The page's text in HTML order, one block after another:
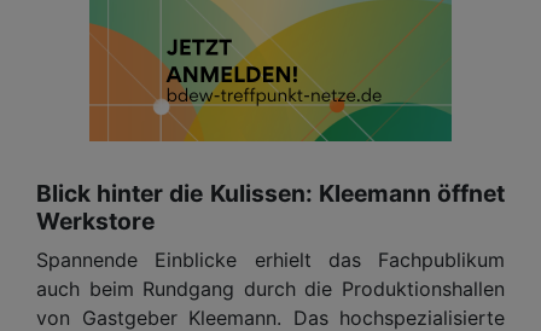
Blick hinter die Kulissen: Kleemann öffnet
Werkstore
Spannende Einblicke erhielt das Fachpublikum
auch beim Rundgang durch die Produktionshallen
von Gastgeber Kleemann. Das hochspezialisierte